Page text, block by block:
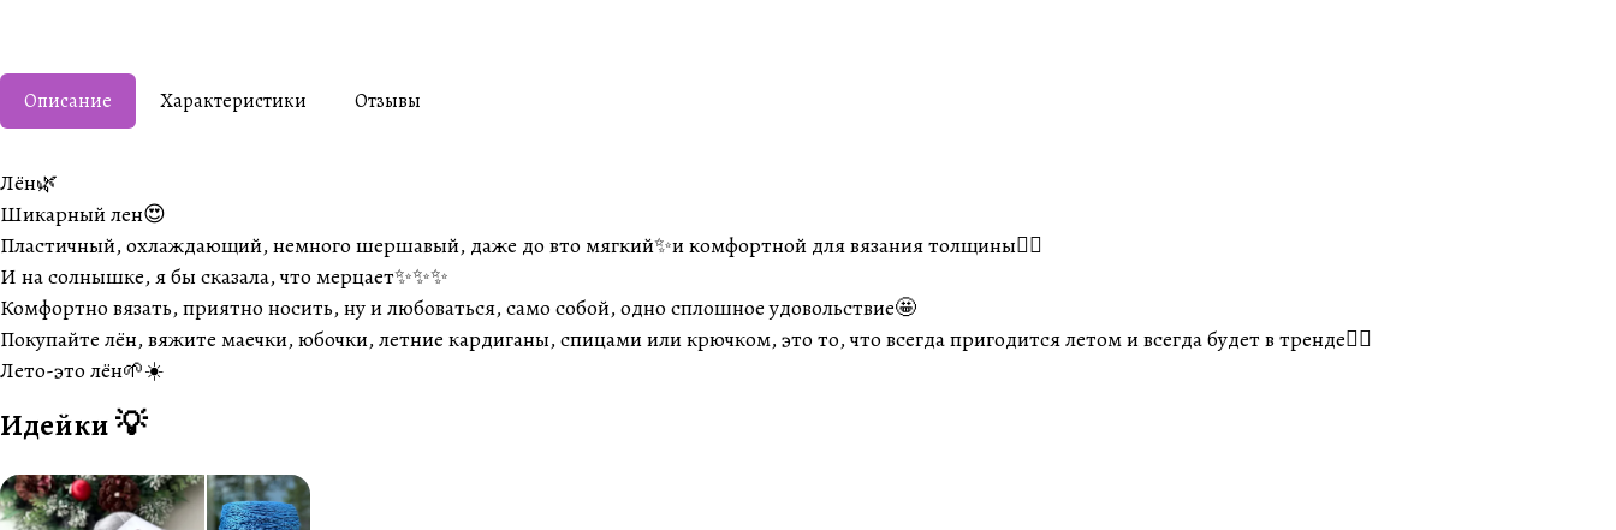
Описание Характеристики Отзывы
Лён🌿
Шикарный лен😍
Пластичный, охлаждающий, немного шершавый, даже до вто мягкий✨и комфортной для вязания толщины👌🏽
И на солнышке, я бы сказала, что мерцает✨✨✨
Комфортно вязать, приятно носить, ну и любоваться, само собой, одно сплошное удовольствие🤩
Покупайте лён, вяжите маечки, юбочки, летние кардиганы, спицами или крючком, это то, что всегда пригодится летом и всегда будет в тренде👌🏽
Лето-это лён🌱☀️
Идейки 💡